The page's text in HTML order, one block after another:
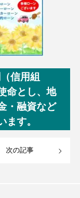
信用組
命とし、地
・融資など
ます。
次の記事